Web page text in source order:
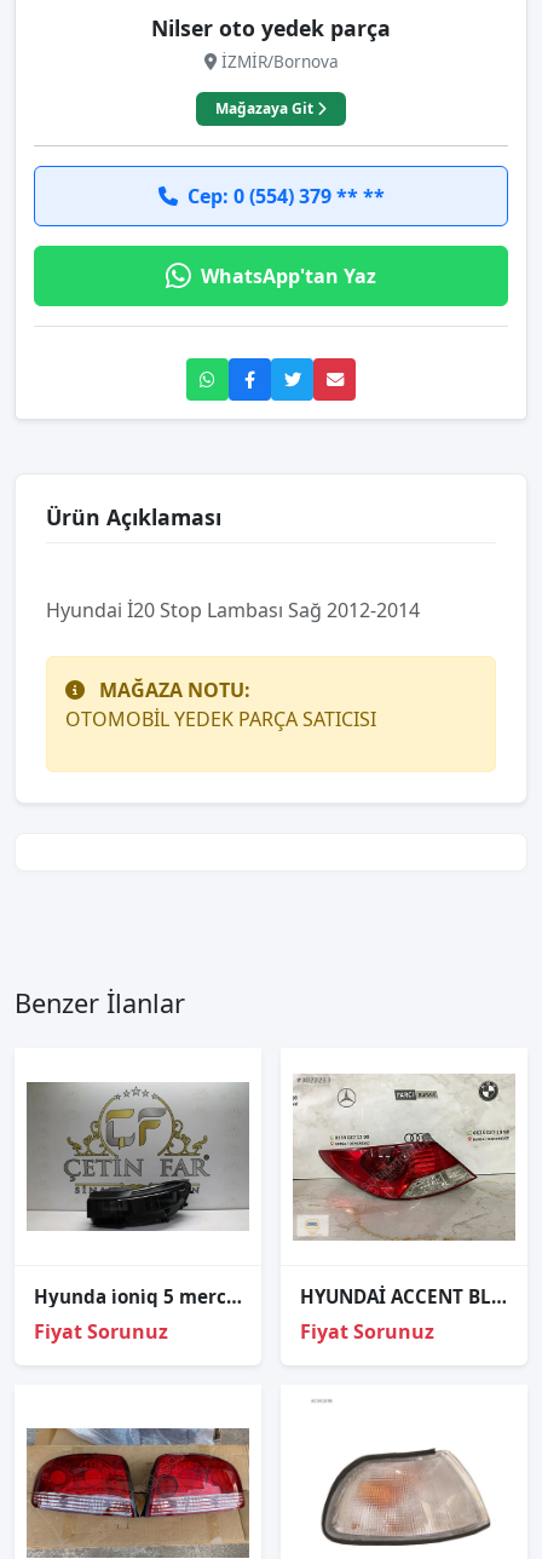
Nilser oto yedek parça
İZMİR/Bornova
Mağazaya Git
Cep: 0 (554) 379 ** **
WhatsApp'tan Yaz
Ürün Açıklaması
Hyundai İ20 Stop Lambası Sağ 2012-2014
MAĞAZA NOTU:
OTOMOBİL YEDEK PARÇA SATICISI
Benzer İlanlar
Hyunda i̇oni̇q 5 mercekli̇ sol far i̇oni̇q 5 far orj çıkma 92101-g1
Fiyat Sorunuz
HYUNDAİ ACCENT BLUE SOL STOP ORJİNAL (cam onarımlı)
Fiyat Sorunuz